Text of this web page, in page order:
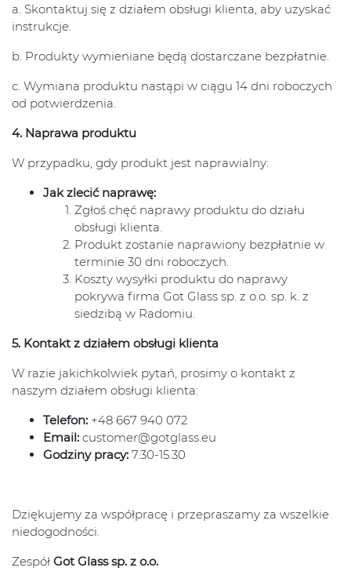
a. Skontaktuj się z działem obsługi klienta, aby uzyskać
instrukcje.
b. Produkty wymieniane będą dostarczane bezpłatnie.
c. Wymiana produktu nastąpi w ciągu 14 dni roboczych
od potwierdzenia.
4. Naprawa produktu
W przypadku, gdy produkt jest naprawialny:
Jak zlecić naprawę:
Zgłoś chęć naprawy produktu do działu
obsługi klienta.
Produkt zostanie naprawiony bezpłatnie w
terminie 30 dni roboczych.
Koszty wysyłki produktu do naprawy
pokrywa firma Got Glass sp. z o.o. sp. k. z
siedzibą w Radomiu.
5. Kontakt z działem obsługi klienta
W razie jakichkolwiek pytań, prosimy o kontakt z
naszym działem obsługi klienta:
Telefon: +48 667 940 072
Email: customer@gotglass.eu
Godziny pracy: 7.30-15.30
Dziękujemy za współpracę i przepraszamy za wszelkie
niedogodności.
Zespół Got Glass sp. z o.o.